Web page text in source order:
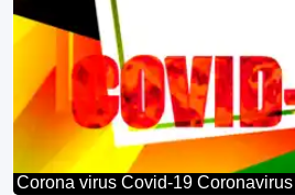
Corona virus Covid-19